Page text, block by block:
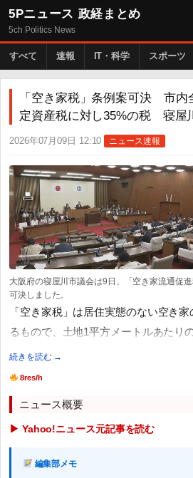
5Pニュース 政経まとめ
5ch Politics News
すべて 速報 IT・科学 スポーツ
「空き家税」条例案可決 市
定資産税に対し35%の税 寝屋川
2026年07月09日 12:10 ニュース速報
大阪府の寝屋川市議会は9日、「空き家流通促
可決しました。
「空き家税」は居住実態のない空き
るもので、土地1平方メートルあたり
続きを読む →
8res/h
ニュース概要
▶ Yahoo!ニュース元記事を読む
編集部メモ